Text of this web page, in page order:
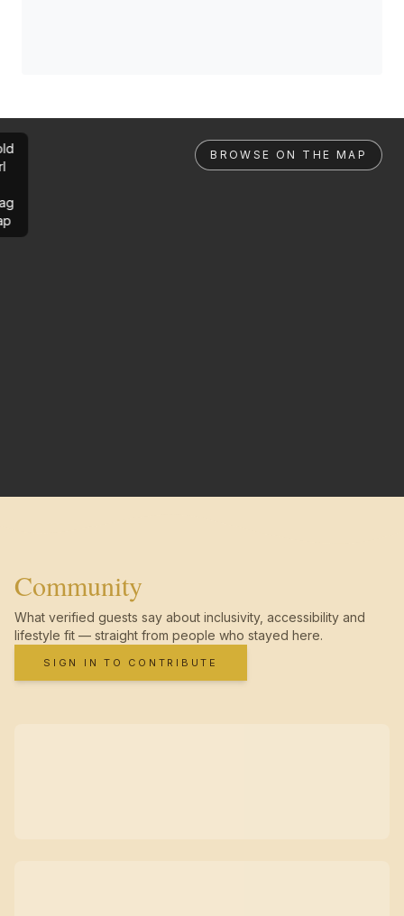
BROWSE ON THE MAP
Community
What verified guests say about inclusivity, accessibility and
lifestyle fit — straight from people who stayed here.
SIGN IN TO CONTRIBUTE